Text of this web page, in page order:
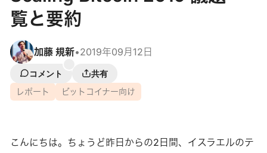
覧と要約
加藤 規新•2019年09月12日
コメント
共有
レポート
ビットコイナー向け
こんにちは。ちょうど昨日からの2日間、イスラエルのテ